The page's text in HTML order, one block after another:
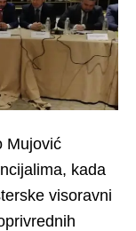
Mujović
kada
visoravni